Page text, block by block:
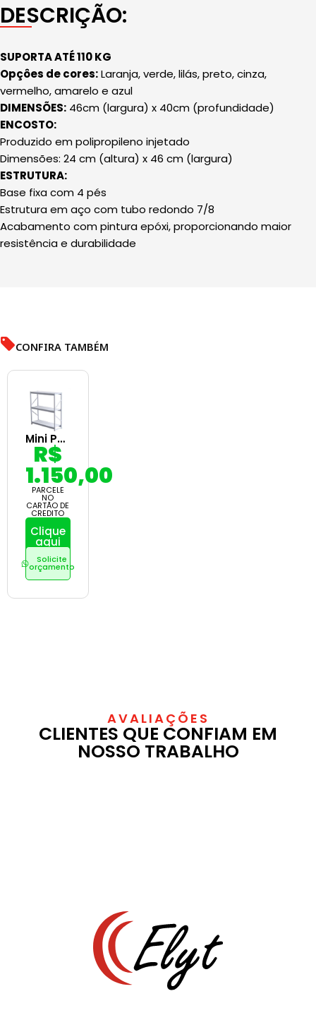
DESCRIÇÃO:
SUPORTA ATÉ 110 KG
Opçôes de cores:Laranja, verde, lilás, preto, cinza,
vermelho, amarelo e azul
DIMENSÕES: 46cm (largura) x 40cm (profundidade)
ENCOSTO:
Produzido em polipropileno injetado
Dimensões: 24 cm (altura) x 46 cm (largura)
ESTRUTURA:
Base fixa com 4 pés
Estrutura em aço com tubo redondo 7/8
Acabamento com pintura epóxi, proporcionando maior
resistência e durabilidade
CONFIRA TAMBÉM
Mini Porta Pallet Slim
R$
1.150,00
PARCELE
NO
CARTÃO DE
CREDITO
Clique
aqui
Solicite
orçamento
AVALIAÇÕES
CLIENTES QUE CONFIAM EM
NOSSO TRABALHO